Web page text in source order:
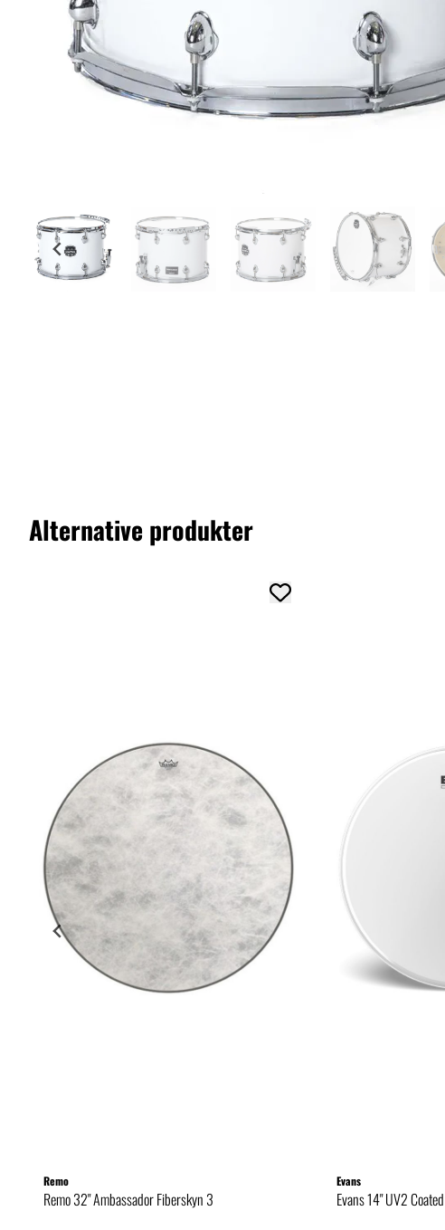
Alternative produkter
Remo
Remo 32" Ambassador Fiberskyn 3
Evans
Evans 14" UV2 Coated